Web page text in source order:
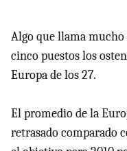
Algo que llama
cinco puestos los
Europa de los 27.
El promedio de la
retrasado comparado